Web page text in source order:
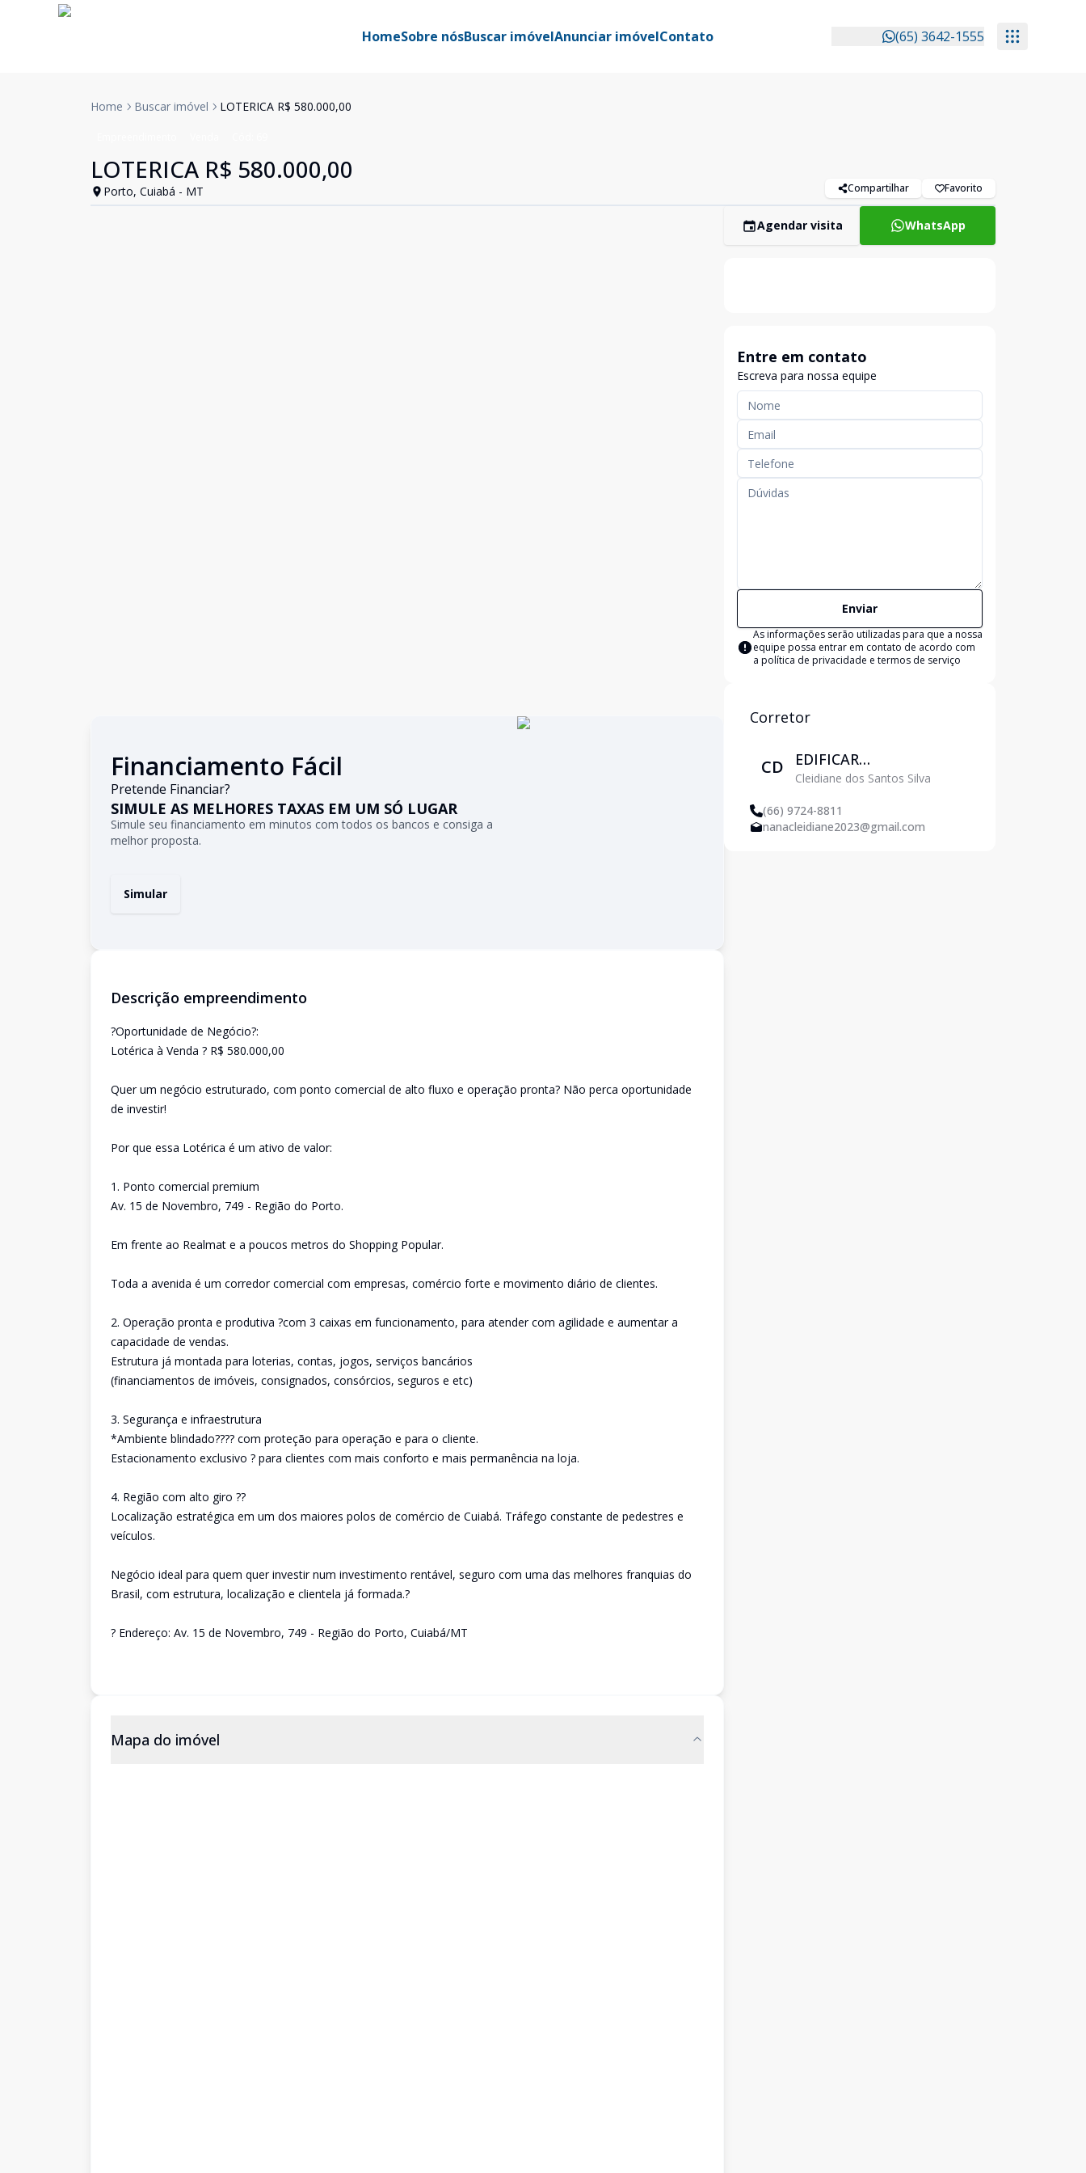
HomeSobre nósBuscar imóvelAnunciar imóvelContato (65) 3642-1555
Home Buscar imóvel LOTERICA R$ 580.000,00
LOTERICA R$ 580.000,00
Porto, Cuiabá - MT Compartilhar Favorito
Financiamento Fácil
Pretende Financiar?
SIMULE AS MELHORES TAXAS EM UM SÓ LUGAR
Simule seu financiamento em minutos com todos os bancos e consiga a
melhor proposta.
Simular
Descrição empreendimento
?Oportunidade de Negócio?:
Lotérica à Venda ? R$ 580.000,00
Quer um negócio estruturado, com ponto comercial de alto fluxo e operação pronta? Não perca oportunidade
de investir!
Por que essa Lotérica é um ativo de valor:
1. Ponto comercial premium
Av. 15 de Novembro, 749 - Região do Porto.
Em frente ao Realmat e a poucos metros do Shopping Popular.
Toda a avenida é um corredor comercial com empresas, comércio forte e movimento diário de clientes.
2. Operação pronta e produtiva ?com 3 caixas em funcionamento, para atender com agilidade e aumentar a
capacidade de vendas.
Estrutura já montada para loterias, contas, jogos, serviços bancários
(financiamentos de imóveis, consignados, consórcios, seguros e etc)
3. Segurança e infraestrutura
*Ambiente blindado???? com proteção para operação e para o cliente.
Estacionamento exclusivo ? para clientes com mais conforto e mais permanência na loja.
4. Região com alto giro ??
Localização estratégica em um dos maiores polos de comércio de Cuiabá. Tráfego constante de pedestres e
veículos.
Negócio ideal para quem quer investir num investimento rentável, seguro com uma das melhores franquias do
Brasil, com estrutura, localização e clientela já formada.?
? Endereço: Av. 15 de Novembro, 749 - Região do Porto, Cuiabá/MT
Mapa do imóvel
Agendar visita WhatsApp
Entre em contato
Escreva para nossa equipe
Enviar
As informações serão utilizadas para que a nossa
equipe possa entrar em contato de acordo com
a política de privacidade e termos de serviço
Corretor
CD
EDIFICAR
EMPREENDIMENTOS
IMOBILIARIOS
Cleidiane dos Santos Silva
(66) 9724-8811
nanacleidiane2023@gmail.com